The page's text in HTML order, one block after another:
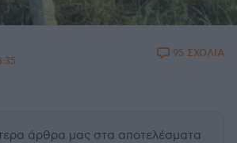
95 ΣΧΟΛΙΑ
άρθρα μας στα αποτελέσματα